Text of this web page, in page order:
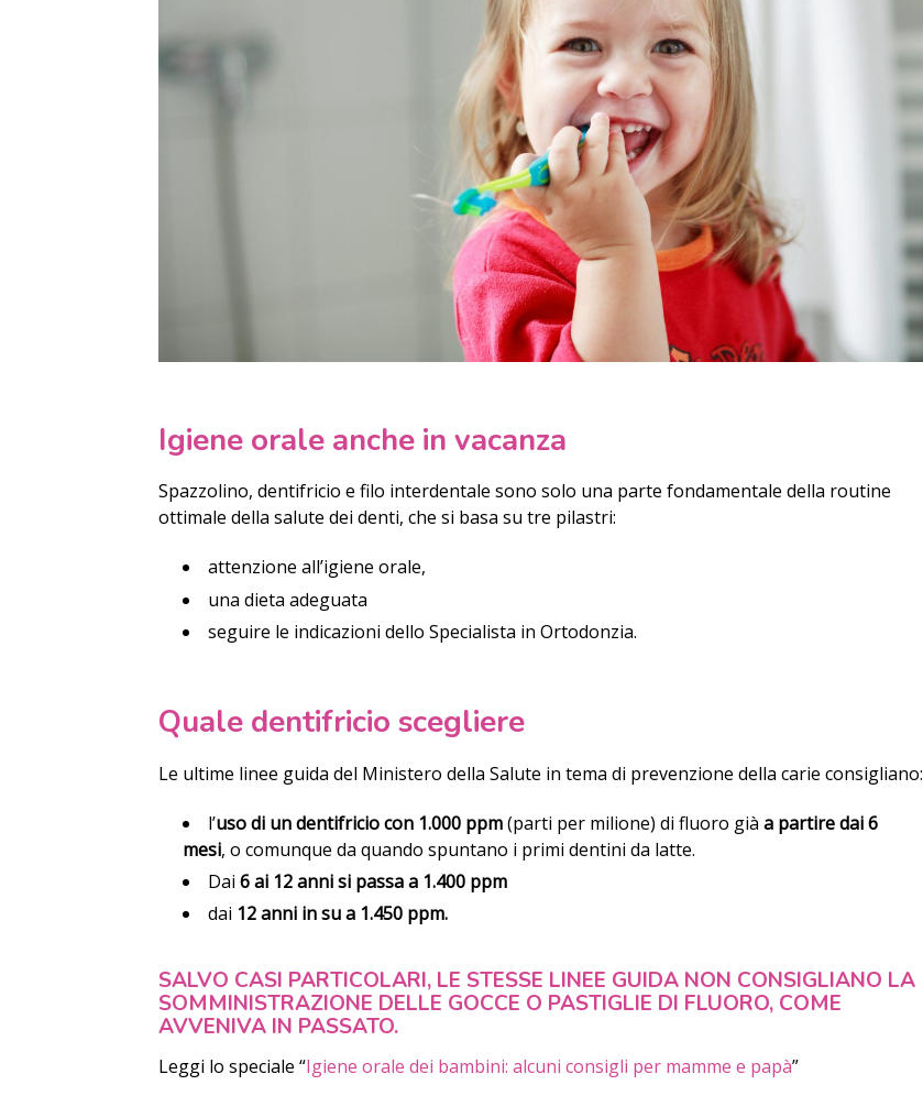
Igiene orale anche in vacanza
Spazzolino, dentifricio e filo interdentale sono solo una parte fondamentale della routine
ottimale della salute dei denti, che si basa su tre pilastri:
attenzione all’igiene orale,
una dieta adeguata
seguire le indicazioni dello Specialista in Ortodonzia.
Quale dentifricio scegliere
Le ultime linee guida del Ministero della Salute in tema di prevenzione della carie consigliano:
l’uso di un dentifricio con 1.000 ppm(parti per milione) di fluoro già a partire dai 6
mesi, o comunque da quando spuntano i primi dentini da latte.
Dai 6 ai 12 anni si passa a 1.400 ppm
dai 12 anni in su a 1.450 ppm.
SALVO CASI PARTICOLARI, LE STESSE LINEE GUIDA NON CONSIGLIANO LA
SOMMINISTRAZIONE DELLE GOCCE O PASTIGLIE DI FLUORO, COME
AVVENIVA IN PASSATO.
Leggi lo speciale “Igiene orale dei bambini: alcuni consigli per mamme e papà”